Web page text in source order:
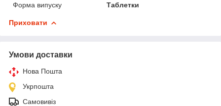
Форма випуску
Таблетки
Приховати
Умови доставки
Нова Пошта
Укрпошта
Самовивіз